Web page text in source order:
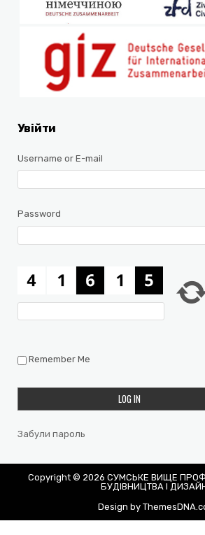
Увійти
Username or E-mail
Password
Remember Me
Забули пароль
Copyright © 2026 СУМСЬКЕ ВИЩЕ
БУДІВНИЦТВА І
Design by